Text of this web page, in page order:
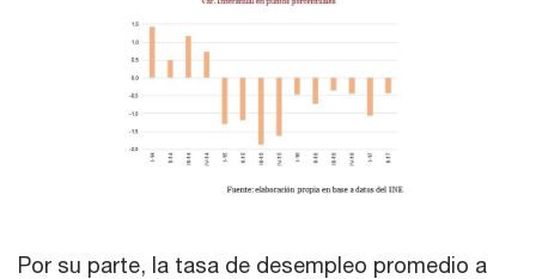
Por su parte, la tasa de desempleo promedio a